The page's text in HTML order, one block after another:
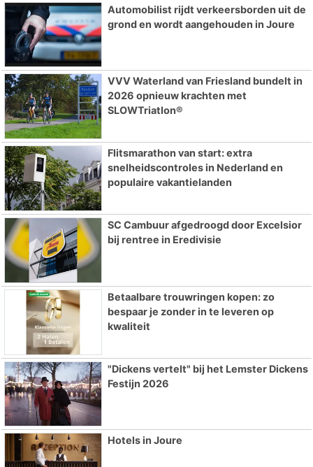
Automobilist rijdt verkeersborden uit de
grond en wordt aangehouden in Joure
VVV Waterland van Friesland bundelt in
2026 opnieuw krachten met
SLOWTriatlon®
Flitsmarathon van start: extra
snelheidscontroles in Nederland en
populaire vakantielanden
SC Cambuur afgedroogd door Excelsior
bij rentree in Eredivisie
Betaalbare trouwringen kopen: zo
bespaar je zonder in te leveren op
kwaliteit
"Dickens vertelt" bij het Lemster Dickens
Festijn 2026
Hotels in Joure